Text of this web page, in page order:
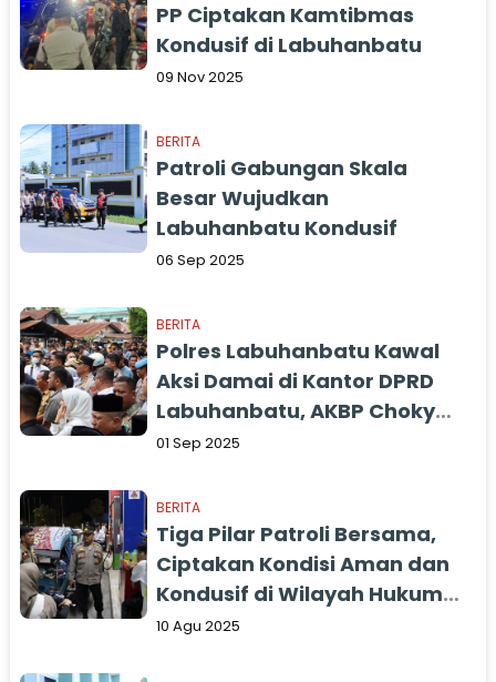
PP Ciptakan Kamtibmas
Kondusif di Labuhanbatu
09 Nov 2025
BERITA
Patroli Gabungan Skala
Besar Wujudkan
Labuhanbatu Kondusif
06 Sep 2025
BERITA
Polres Labuhanbatu Kawal
Aksi Damai di Kantor DPRD
Labuhanbatu, AKBP Choky
Apresiasi Massa yang Tertib
01 Sep 2025
BERITA
Tiga Pilar Patroli Bersama,
Ciptakan Kondisi Aman dan
Kondusif di Wilayah Hukum
Polres Labuhanbatu
10 Agu 2025